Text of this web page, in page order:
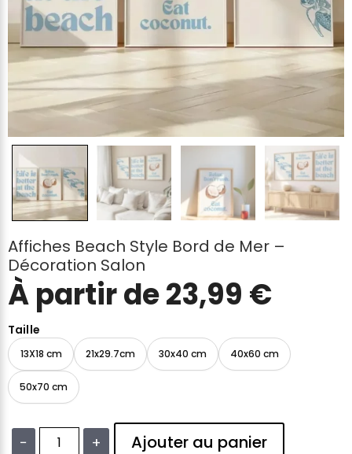
Affiches Beach Style Bord de Mer –
Décoration Salon
À partir de23,99 €
Taille
13X18 cm 21x29.7cm 30x40 cm 40x60 cm
50x70 cm
− + Ajouter au panier